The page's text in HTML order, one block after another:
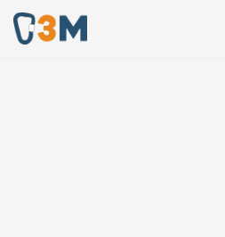
Aller